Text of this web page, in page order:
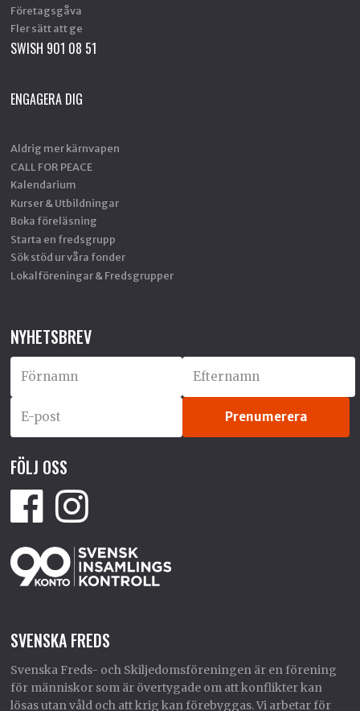
Företagsgåva
Fler sätt att ge
SWISH 901 08 51
ENGAGERA DIG
Aldrig mer kärnvapen
CALL FOR PEACE
Kalendarium
Kurser & Utbildningar
Boka föreläsning
Starta en fredsgrupp
Sök stöd ur våra fonder
Lokalföreningar & Fredsgrupper
NYHETSBREV
FÖLJ OSS
SVENSKA FREDS
Svenska Freds- och Skiljedomsföreningen är en förening
för människor som är övertygade om att konflikter kan
lösas utan våld och att krig kan förebyggas. Vi arbetar för